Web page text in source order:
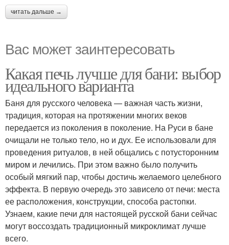
читать дальше →
Вас может заинтересовать
Какая печь лучше для бани: выбор
идеального варианта
Баня для русского человека — важная часть жизни,
традиция, которая на протяжении многих веков
передается из поколения в поколение. На Руси в бане
очищали не только тело, но и дух. Ее использовали для
проведения ритуалов, в ней общались с потусторонним
миром и лечились. При этом важно было получить
особый мягкий пар, чтобы достичь желаемого целебного
эффекта. В первую очередь это зависело от печи: места
ее расположения, конструкции, способа растопки.
Узнаем, какие печи для настоящей русской бани сейчас
могут воссоздать традиционный микроклимат лучше
всего.